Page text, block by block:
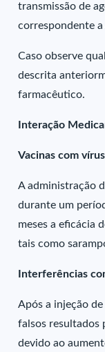
transmissão de
correspondente
Caso observe
descrita
farmacêutico.
Interação
Vacinas com
A administração
durante um
meses a eficácia
tais como
Interferências
Após a injeção
falsos resultados
devido ao